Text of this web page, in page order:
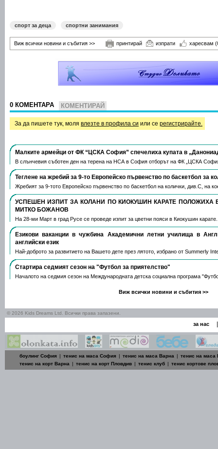
спорт за деца спортни занимания
Виж всички новини и събития >> принтирай изпрати харесвам
0 КОМЕНТАРА КОМЕНТИРАЙ
За да пишете тук, моля влезте в профила си или се регистрирайте.
Малките армейци от ФК “ЦСКА София” спечелиха купата в
В слънчевия съботен ден на терена на НСА в София отборът на ФК „ЦСКА
Теглене на жребий за 9-то Европейско първенство по баскетбол за
Жребият за 9-тото Европейско първенство по баскетбол на колички, див.С, на
УСПЕШЕН ИЗПИТ ЗА КОЛАНИ ПО КИОКУШИН КАРАТЕ ПОЛОЖИХА
МИТКО БОЖАНОВ
На 28-ми Март в град Русе се проведе изпит за цветни пояси в Киокушин
Езикови ваканции​ в чужбина Академични летни училища в
английски език
Най-доброто за развитието на Вашето дете през лятото, избрано от Summerly
Стартира седмият сезон на "Футбол за приятелство"
Началото на седмия сезон на Международната детска социална програма
Виж всички новини и събития >>
© 2026 Kids Dreams Ltd. Всички права запазени.
за нас
боулинг София тенис на маса София тенис на маса Варна
тенис на маса
тенис на корт Варна
тенис на корт Пловдив тенис клуб тенис кортове